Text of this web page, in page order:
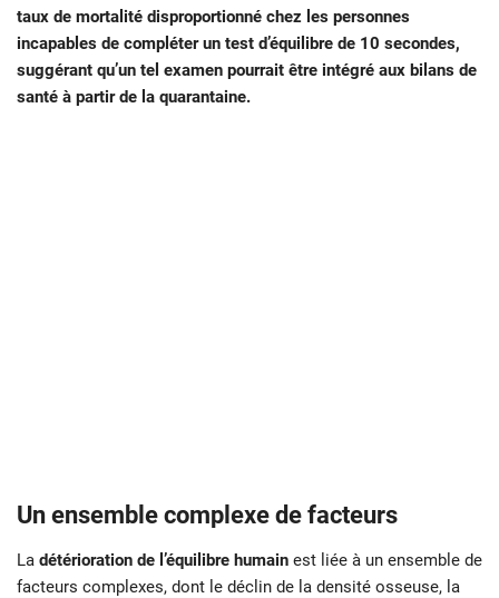
taux de mortalité disproportionné chez les personnes
incapables de compléter un test d’équilibre de 10 secondes,
suggérant qu’un tel examen pourrait être intégré aux bilans de
santé à partir de la quarantaine.
Un ensemble complexe de facteurs
La détérioration de l’équilibre humain est liée à un ensemble de
facteurs complexes, dont le déclin de la densité osseuse, la